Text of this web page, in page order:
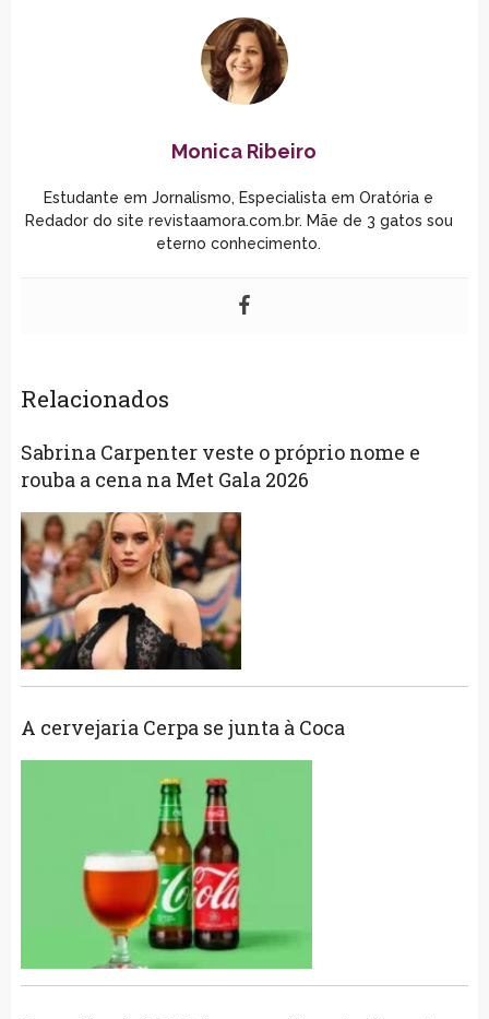
Monica Ribeiro
Estudante em Jornalismo, Especialista em Oratória e
Redador do site revistaamora.com.br. Mãe de 3 gatos sou
eterno conhecimento.
Relacionados
Sabrina Carpenter veste o próprio nome e
rouba a cena na Met Gala 2026
A cervejaria Cerpa se junta à Coca